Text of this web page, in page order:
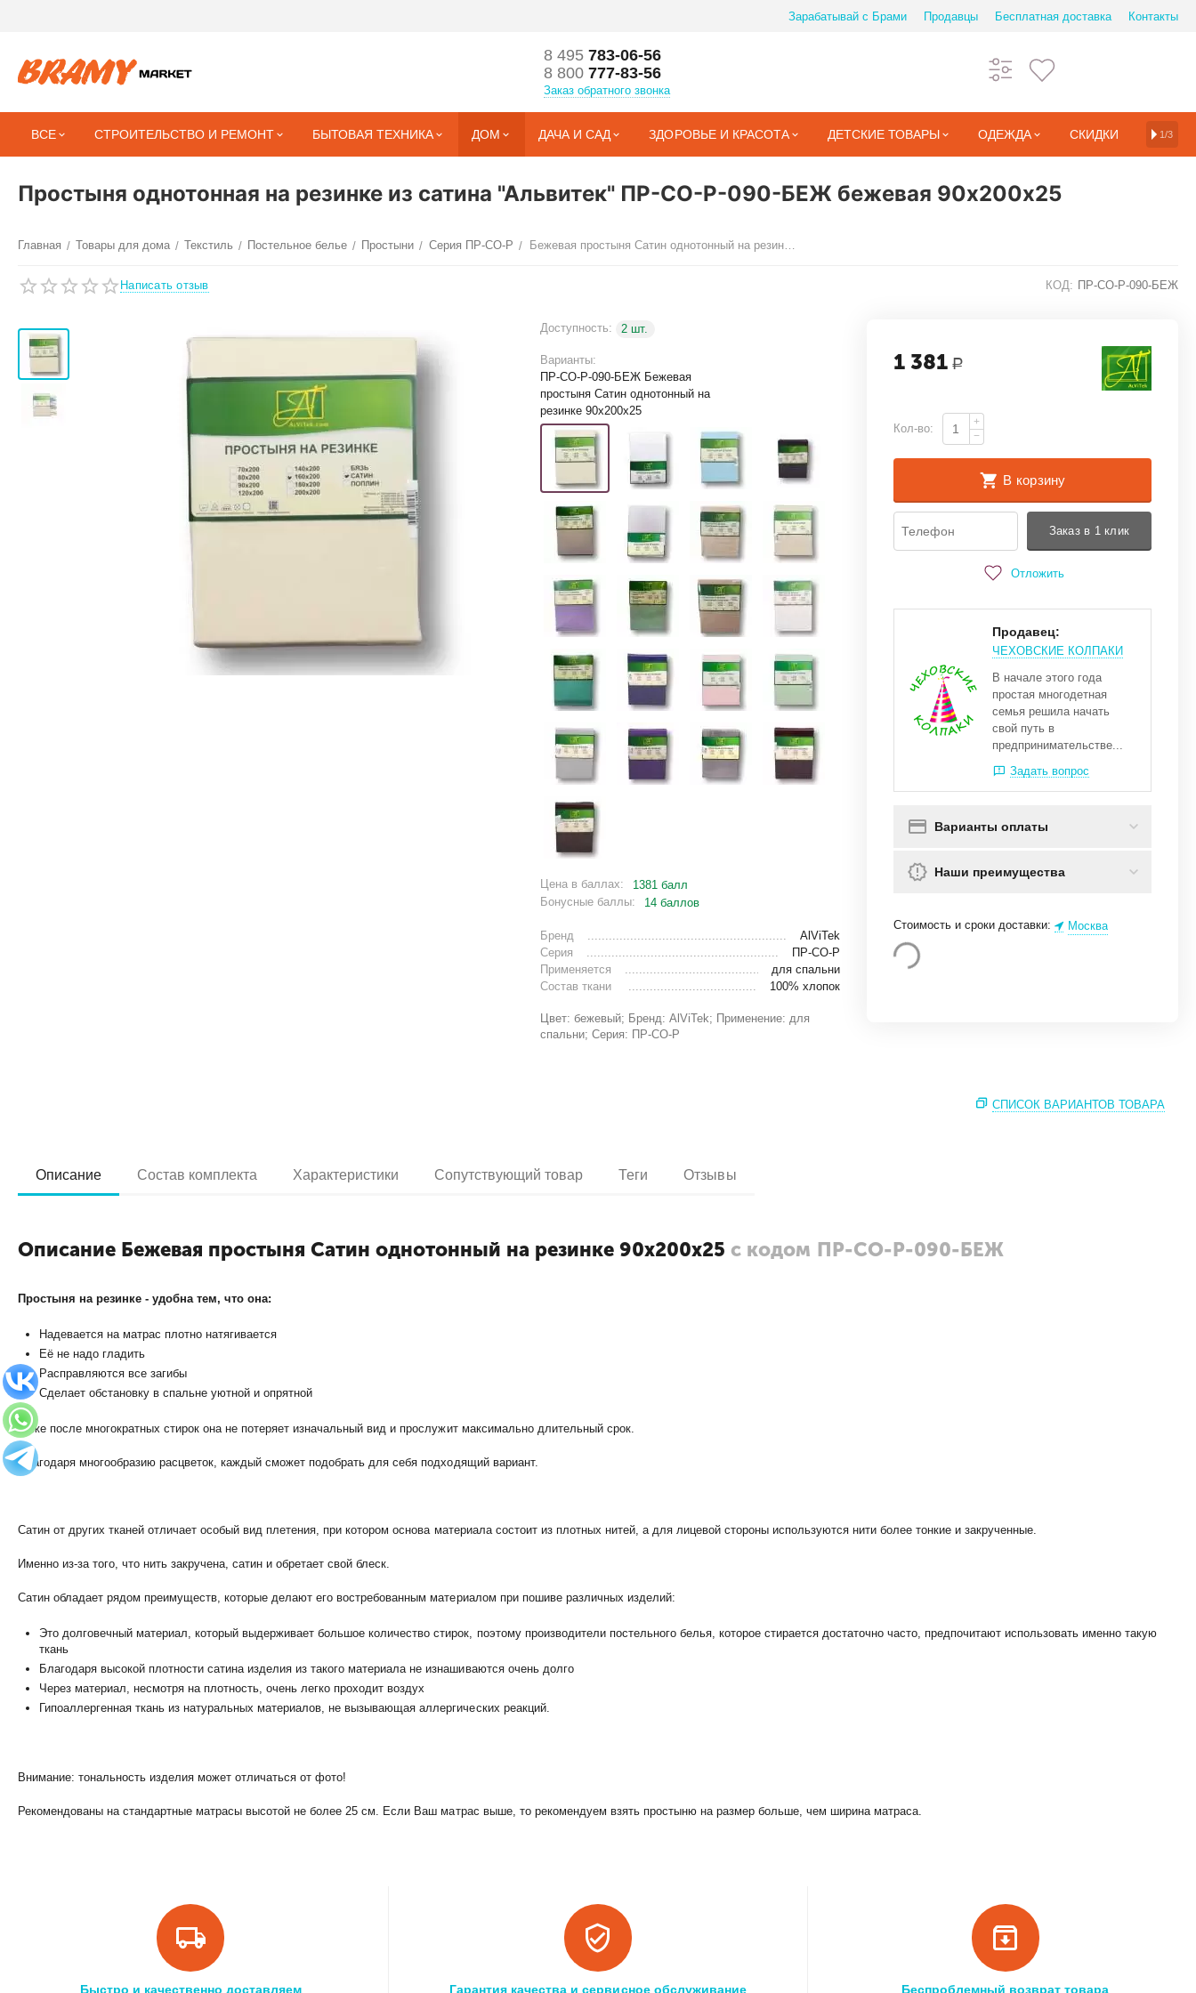
Зарабатывай с Брами Продавцы Бесплатная доставка Контакты
8 495783-06-56
8 800777-83-56
Заказ обратного звонка
ВСЕ СТРОИТЕЛЬСТВО И РЕМОНТ БЫТОВАЯ ТЕХНИКА ДОМ ДАЧА И САД ЗДОРОВЬЕ И КРАСОТА ДЕТСКИЕ ТОВАРЫ ОДЕЖДА СКИДКИ 1/3
Простыня однотонная на резинке из сатина "Альвитек" ПР-СО-Р-090-БЕЖ бежевая 90х200х25
Главная / Товары для дома / Текстиль / Постельное белье / Простыни / Серия ПР-СО-Р / Бежевая простыня Сатин однотонный на резинке 90х200х25
Написать отзыв КОД: ПР-СО-Р-090-БЕЖ
Доступность: 2 шт.
Варианты:
ПР-СО-Р-090-БЕЖ Бежевая
простыня Сатин однотонный на
резинке 90х200х25
Цена в баллах:
1381 балл
Бонусные баллы:
14 баллов
Бренд
AlViTek
Серия
ПР-СО-Р
Применяется
для спальни
Состав ткани
100% хлопок
Цвет: бежевый; Бренд: AlViTek; Применение: для
спальни; Серия: ПР-СО-Р
1 381 Р
Кол-во:
+
−
В корзину
Заказ в 1 клик
Отложить
Продавец:
ЧЕХОВСКИЕ КОЛПАКИ
В начале этого года
простая многодетная
семья решила начать
свой путь в
предпринимательстве...
Задать вопрос
Варианты оплаты
Наши преимущества
Стоимость и сроки доставки: Москва
СПИСОК ВАРИАНТОВ ТОВАРА
Описание Состав комплекта Характеристики Сопутствующий товар Теги Отзывы
Описание Бежевая простыня Сатин однотонный на резинке 90х200х25 с кодом ПР-СО-Р-090-БЕЖ
Простыня на резинке - удобна тем, что она:
Надевается на матрас плотно натягивается
Её не надо гладить
Расправляются все загибы
Сделает обстановку в спальне уютной и опрятной
Даже после многократных стирок она не потеряет изначальный вид и прослужит максимально длительный срок.
Благодаря многообразию расцветок, каждый сможет подобрать для себя подходящий вариант.
Сатин от других тканей отличает особый вид плетения, при котором основа материала состоит из плотных нитей, а для лицевой стороны используются нити более тонкие и закрученные.
Именно из-за того, что нить закручена, сатин и обретает свой блеск.
Сатин обладает рядом преимуществ, которые делают его востребованным материалом при пошиве различных изделий:
Это долговечный материал, который выдерживает большое количество стирок, поэтому производители постельного белья, которое стирается достаточно часто, предпочитают использовать именно такую
ткань
Благодаря высокой плотности сатина изделия из такого материала не изнашиваются очень долго
Через материал, несмотря на плотность, очень легко проходит воздух
Гипоаллергенная ткань из натуральных материалов, не вызывающая аллергических реакций.
Внимание: тональность изделия может отличаться от фото!
Рекомендованы на стандартные матрасы высотой не более 25 см. Если Ваш матрас выше, то рекомендуем взять простыню на размер больше, чем ширина матраса.
Быстро и качественно доставляем Гарантия качества и сервисное обслуживание Беспроблемный возврат товара